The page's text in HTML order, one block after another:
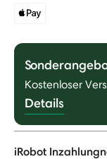
Kostenloser
Details
iRobot